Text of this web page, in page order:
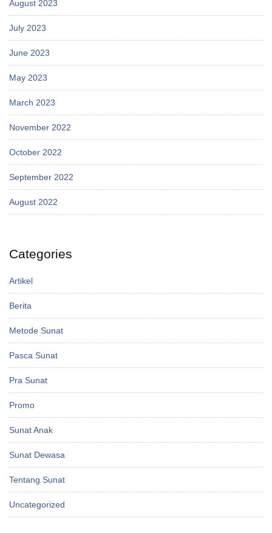
August 2023
July 2023
June 2023
May 2023
March 2023
November 2022
October 2022
September 2022
August 2022
Categories
Artikel
Berita
Metode Sunat
Pasca Sunat
Pra Sunat
Promo
Sunat Anak
Sunat Dewasa
Tentang Sunat
Uncategorized